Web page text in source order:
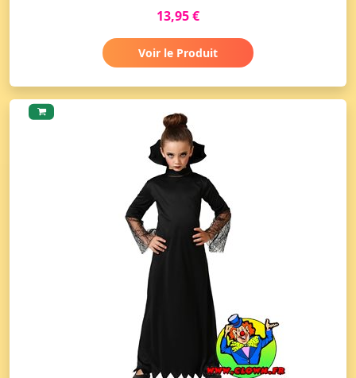
13,95 €
Voir le Produit